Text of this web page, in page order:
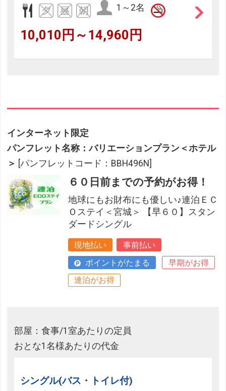
1～2名
10,010円～14,960円
インターネット限定
パンフレット名称：バリエーションプラン＜ホテル
＞ [パンフレットコード：BBH496N]
６０日前までの予約がお得！
地球にもお財布にも優しい♪連泊ＥＣ
Ｏステイ＜宮城＞ 【早６０】スタン
ダードシングル
現地払い
事前払い
ポイントがたまる
早期がお得
連泊がお得
部屋：食事/1室あたりの定員
おとな1名様あたりの代金
シングル(バス・トイレ付)